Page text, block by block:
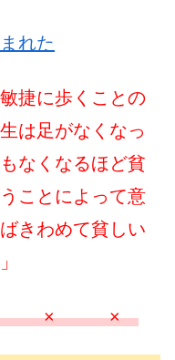
れた
捷に歩くことの
は足がなくなっ
なくなるほど貧
ことによって意
きわめて貧しい
× ×